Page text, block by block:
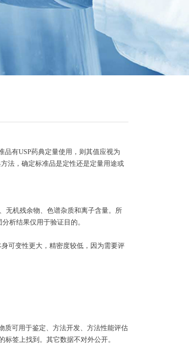
品有USP药典定量使用，则其值应视为
法，确定标准品是定性还是定量用途或
无机残余物、色谱杂质和离子含量。所
析结果仅用于验证目的。
可变性更大，精密度较低，因为需要评
质可用于鉴定、方法开发、方法性能评估
签上找到。其它数据不对外公开。